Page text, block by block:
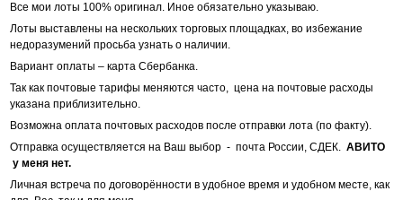
Все мои лоты 100% оригинал. Иное обязательно указываю.
Лоты выставлены на нескольких торговых площадках, во избежание
недоразумений просьба узнать о наличии.
Вариант оплаты – карта Сбербанка.
Так как почтовые тарифы меняются часто, цена на почтовые расходы
указана приблизительно.
Возможна оплата почтовых расходов после отправки лота (по факту).
Отправка осуществляется на Ваш выбор - почта России, СДЕК.АВИТО
у меня нет.
Личная встреча по договорённости в удобное время и удобном месте, как